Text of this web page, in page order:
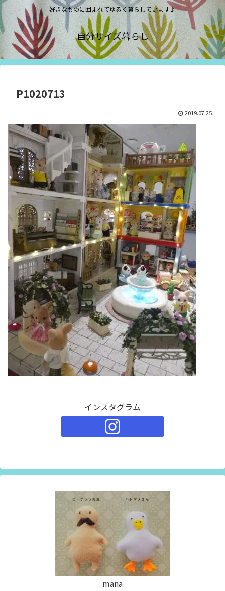
好きなものに囲まれてゆるく暮らしています♪
自分サイズ暮らし
P1020713
2019.07.25
インスタグラム
mana